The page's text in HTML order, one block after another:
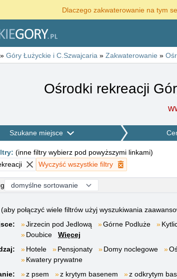
Dlaczego zakwaterowanie na tym
» Góry Łużyckie i C.Szwajcaria » Zakwaterowanie »
Ośrodki rekreacji
Szukane miejsce
: (inne filtry wybierz pod powyższymi linkami)
Wyczyść wszystkie filtry
(aby połączyć wiele filtrów użyj wyszukiwania
Jirzecin pod Jedlową Górne Podluże
Doubice
Więcej
Hotele Pensjonaty Domy noclegowe
Kwatery prywatne
z psem z krytym basenem z odkrytym